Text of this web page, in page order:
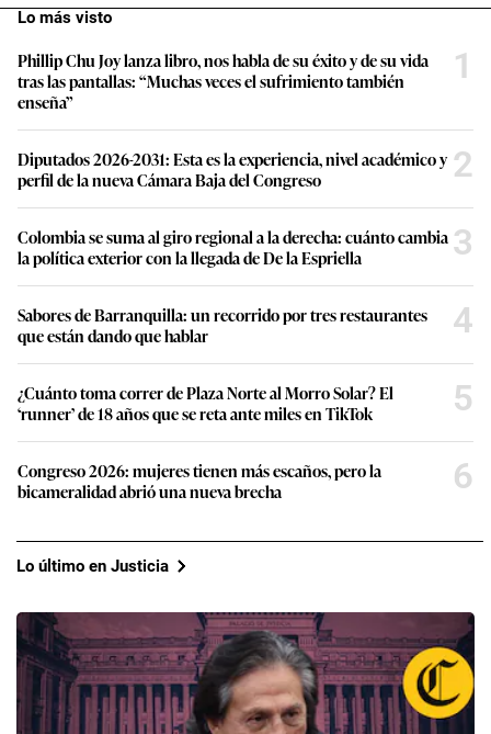
Lo más visto
Phillip Chu Joy lanza libro, nos habla de su éxito y de su vida
tras las pantallas: “Muchas veces el sufrimiento también
enseña”
1
Diputados 2026-2031: Esta es la experiencia, nivel académico y
perfil de la nueva Cámara Baja del Congreso
2
Colombia se suma al giro regional a la derecha: cuánto cambia
la política exterior con la llegada de De la Espriella
3
Sabores de Barranquilla: un recorrido por tres restaurantes
que están dando que hablar
4
¿Cuánto toma correr de Plaza Norte al Morro Solar? El
‘runner’ de 18 años que se reta ante miles en TikTok
5
Congreso 2026: mujeres tienen más escaños, pero la
bicameralidad abrió una nueva brecha
6
Lo último en Justicia